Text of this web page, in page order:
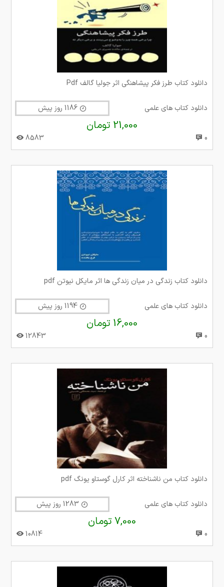
دانلود کتاب طرز فکر پیشاهنگی اثر جولیا گالف Pdf
دانلود کتاب های علمی
21,000 تومان
0
8583
دانلود کتاب زندگی در میان زندگی ها اثر مایکل نیوتن pdf
دانلود کتاب های علمی
16,000 تومان
0
12843
دانلود کتاب من ناشناخته اثر کارل گوستاو یونگ pdf
دانلود کتاب های علمی
7,000 تومان
0
10814